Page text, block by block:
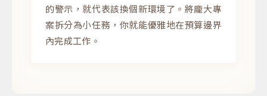
的警示，就代表該換個新環境了。將龐大專
案拆分為小任務，你就能優雅地在預算邊界
內完成工作。